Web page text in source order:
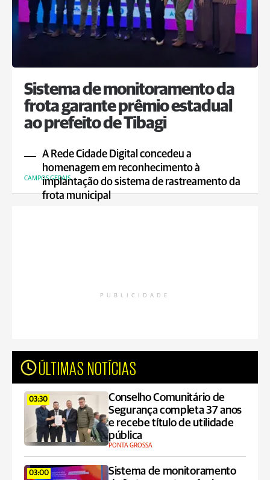
Sistema de monitoramento da
frota garante prêmio estadual
ao prefeito de Tibagi
A Rede Cidade Digital concedeu a
homenagem em reconhecimento à
implantação do sistema de rastreamento da
frota municipal
CAMPOS GERAIS
PUBLICIDADE
ÚLTIMAS NOTÍCIAS
03:30
Conselho Comunitário de
Segurança completa 37 anos
e recebe título de utilidade
pública
PONTA GROSSA
03:00
Sistema de monitoramento